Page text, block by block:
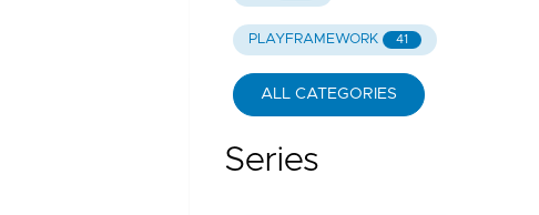
PLAYFRAMEWORK 41
ALL CATEGORIES
Series